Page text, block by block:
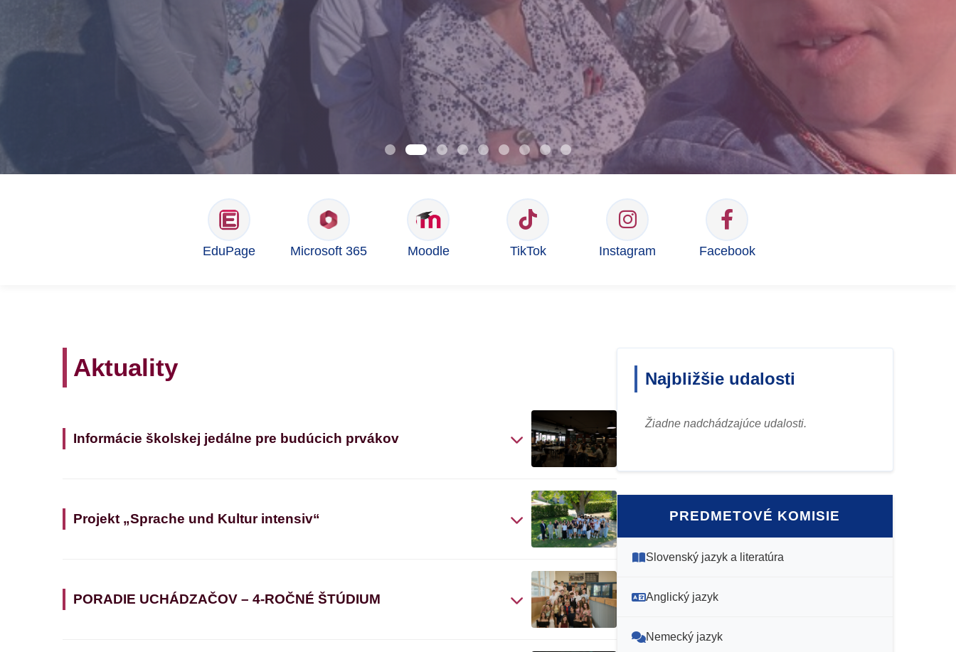
EduPage Microsoft 365 Moodle TikTok Instagram Facebook
Aktuality
Informácie školskej jedálne pre budúcich prvákov
Projekt „Sprache und Kultur intensiv“
PORADIE UCHÁDZAČOV – 4-ROČNÉ ŠTÚDIUM
Najbližšie udalosti
Žiadne nadchádzajúce udalosti.
PREDMETOVÉ KOMISIE
Slovenský jazyk a literatúra
Anglický jazyk
Nemecký jazyk